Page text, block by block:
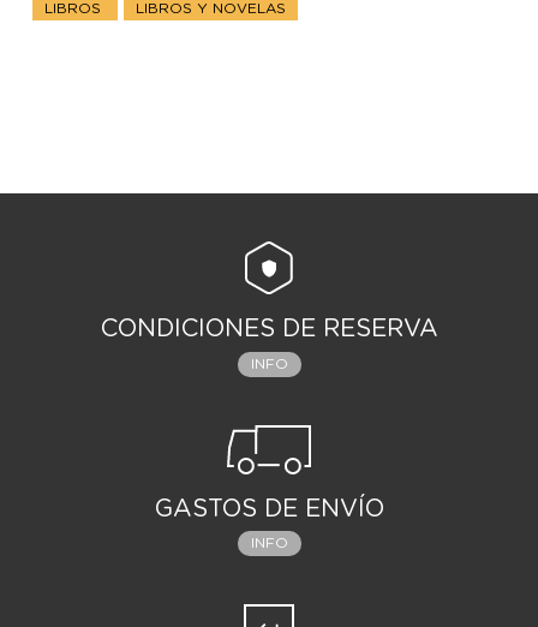
LIBROS LIBROS Y NOVELAS
CONDICIONES DE RESERVA
INFO
GASTOS DE ENVÍO
INFO